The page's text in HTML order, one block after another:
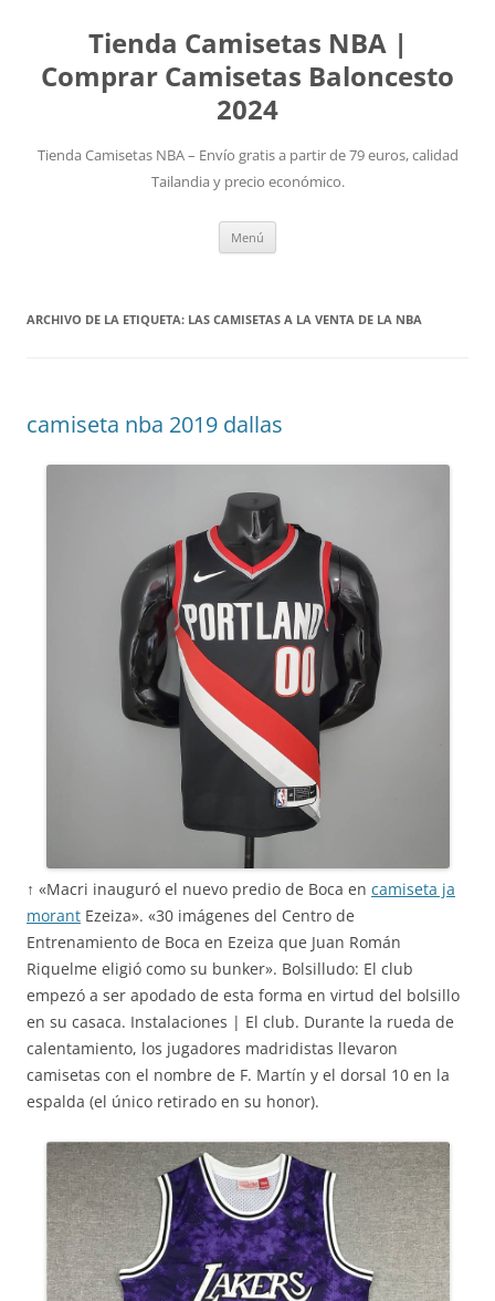
Tienda Camisetas NBA |
Comprar Camisetas Baloncesto
2024
Tienda Camisetas NBA – Envío gratis a partir de 79 euros, calidad
Tailandia y precio económico.
Menú
ARCHIVO DE LA ETIQUETA: LAS CAMISETAS A LA VENTA DE LA NBA
camiseta nba 2019 dallas
↑ «Macri inauguró el nuevo predio de Boca en camiseta ja
morant Ezeiza». «30 imágenes del Centro de
Entrenamiento de Boca en Ezeiza que Juan Román
Riquelme eligió como su bunker». Bolsilludo: El club
empezó a ser apodado de esta forma en virtud del bolsillo
en su casaca. Instalaciones | El club. Durante la rueda de
calentamiento, los jugadores madridistas llevaron
camisetas con el nombre de F. Martín y el dorsal 10 en la
espalda (el único retirado en su honor).